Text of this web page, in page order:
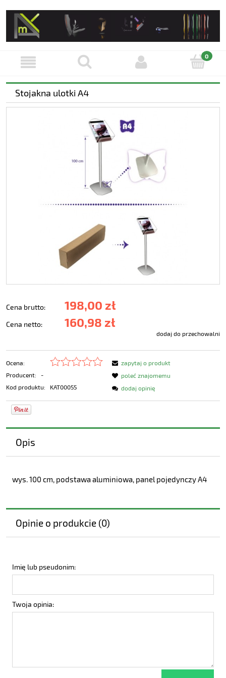
Stojakna ulotki A4
Cena brutto: 198,00 zł
Cena netto: 160,98 zł
dodaj do przechowalni
Ocena:
Producent:
-
Kod produktu:
KAT00055
zapytaj o produkt
poleć znajomemu
dodaj opinię
Opis
wys. 100 cm, podstawa aluminiowa, panel pojedynczy A4
Opinie o produkcie (0)
Imię lub pseudonim:
Twoja opinia: